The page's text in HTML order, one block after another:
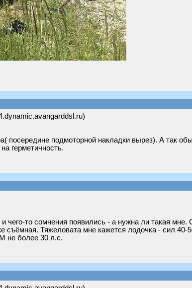
посередине подмоторной накладки вырез). А так
герметичность.
чего-то сомнения появились - а нужна ли такая
Тяжеловата мне кажется лодочка - сил 40-
не более 30 л.с.